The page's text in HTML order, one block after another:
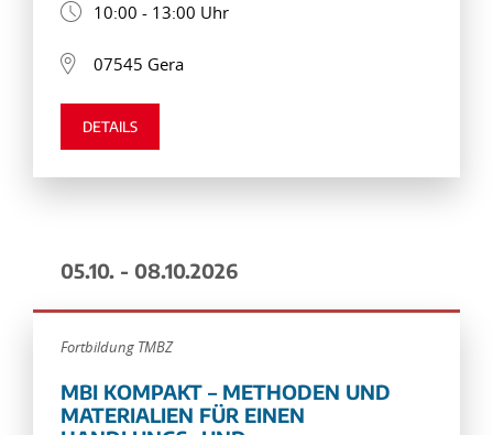
10:00 - 13:00 Uhr
07545 Gera
DETAILS
05.10. - 08.10.2026
Fortbildung TMBZ
MBI KOMPAKT – METHODEN UND
MATERIALIEN FÜR EINEN